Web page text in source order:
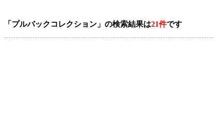
「プルバックコレクション」の検索結果は21件です